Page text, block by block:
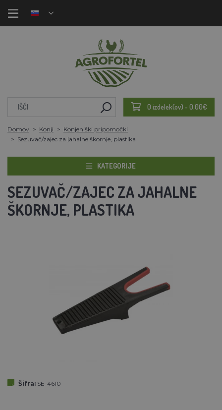
0 izdelek(ov) - 0.00€
Domov Konji
Konjeniški pripomočki
Sezuvač/zajec za jahalne škornje, plastika
KATEGORIJE
SEZUVAČ/ZAJEC ZA JAHALNE
ŠKORNJE, PLASTIKA
Šifra: SE-4610